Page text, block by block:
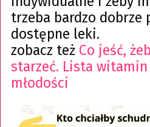
trzeba bardzo dobrze
dostępne leki.
zobacz też Co jeść,
starzeć. Lista
młodości